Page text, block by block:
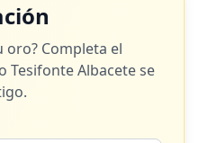
Completa el
Tesifonte Albacetese